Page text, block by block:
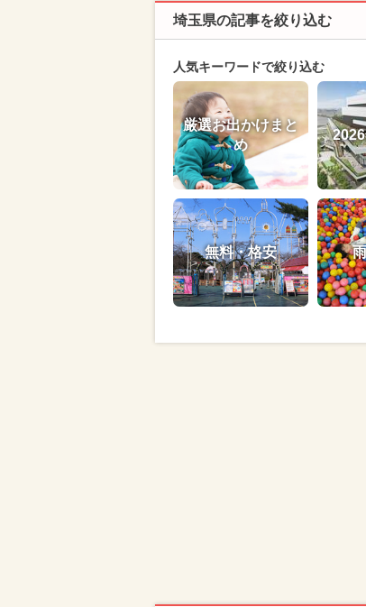
埼玉県の記事を絞り込む
人気キーワードで絞り込む
厳選お出かけまと
め
無料・格安